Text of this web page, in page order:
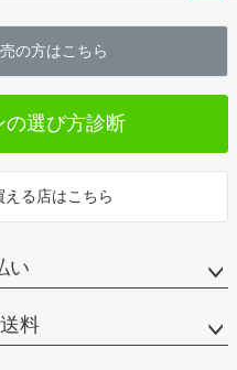
へ
の方はこちら
の選び方診断
る店はこちら
い
料